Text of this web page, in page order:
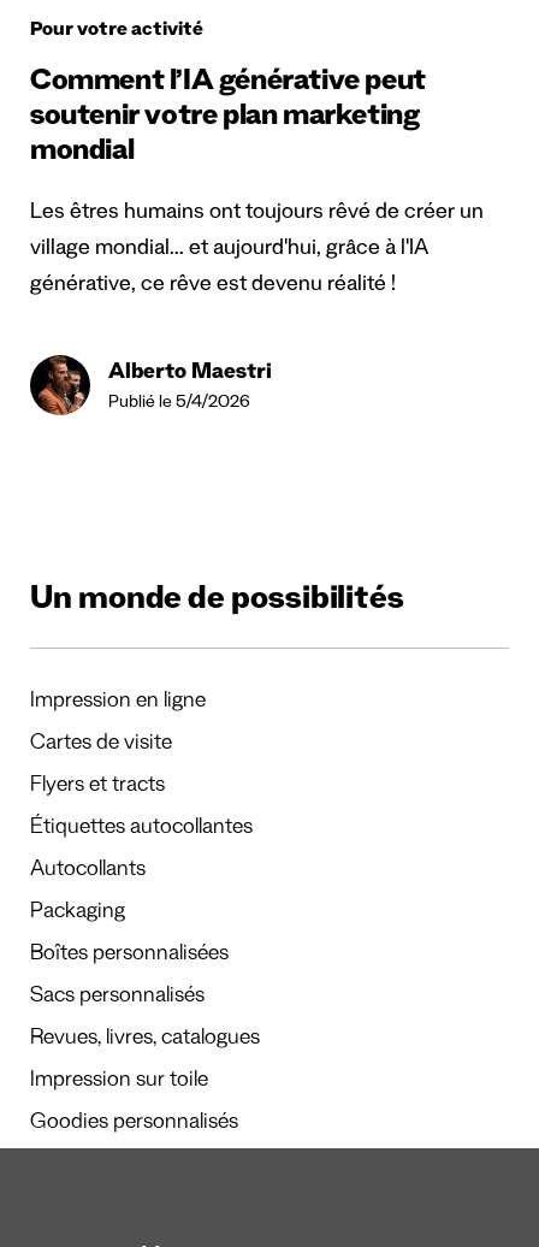
Pour votre activité
Comment l’IA générative peut
soutenir votre plan marketing
mondial
Les êtres humains ont toujours rêvé de créer un
village mondial... et aujourd'hui, grâce à l'IA
générative, ce rêve est devenu réalité !
Alberto Maestri
Publié le 5/4/2026
Un monde de possibilités
Impression en ligne
Cartes de visite
Flyers et tracts
Étiquettes autocollantes
Autocollants
Packaging
Boîtes personnalisées
Sacs personnalisés
Revues, livres, catalogues
Impression sur toile
Goodies personnalisés